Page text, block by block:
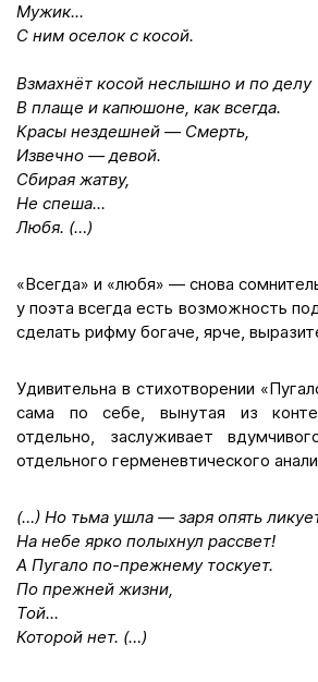
Мужик...
С ним оселок с косой.
Взмахнёт косой неслышно и по делу
В плаще и капюшоне, как всегда.
Красы нездешней — Смерть,
Извечно — девой.
Сбирая жатву,
Не спеша...
Любя. (…)
«Всегда» и «любя» — снова
у поэта всегда есть возможность
сделать рифму богаче, ярче,
Удивительна в стихотворении
сама по себе, вынутая из
отдельно, заслуживает
отдельного герменевтического
(…) Но тьма ушла — заря опять
На небе ярко полыхнул рассвет!
А Пугало по-прежнему тоскует.
По прежней жизни,
Той...
Которой нет. (…)